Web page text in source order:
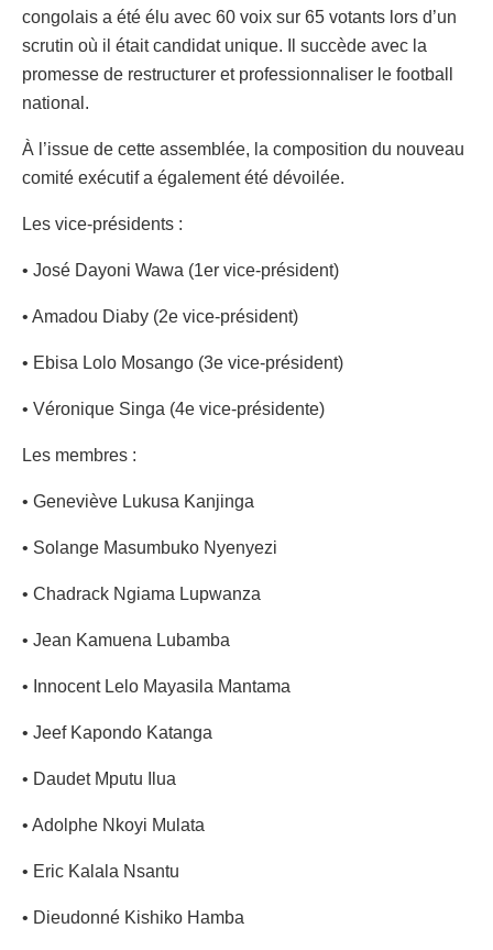
congolais a été élu avec 60 voix sur 65 votants lors d’un
scrutin où il était candidat unique. Il succède avec la
promesse de restructurer et professionnaliser le football
national.
À l’issue de cette assemblée, la composition du nouveau
comité exécutif a également été dévoilée.
Les vice-présidents :
• José Dayoni Wawa (1er vice-président)
• Amadou Diaby (2e vice-président)
• Ebisa Lolo Mosango (3e vice-président)
• Véronique Singa (4e vice-présidente)
Les membres :
• Geneviève Lukusa Kanjinga
• Solange Masumbuko Nyenyezi
• Chadrack Ngiama Lupwanza
• Jean Kamuena Lubamba
• Innocent Lelo Mayasila Mantama
• Jeef Kapondo Katanga
• Daudet Mputu Ilua
• Adolphe Nkoyi Mulata
• Eric Kalala Nsantu
• Dieudonné Kishiko Hamba